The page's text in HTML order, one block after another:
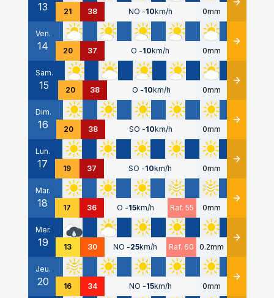
13 21 38 NO -10km/h 0mm Détails
Ven.
14 20 37 O -10km/h 0mm Détails
Sam.
15 20 38 O -10km/h 0mm Détails
Dim.
16 20 38 SO -10km/h 0mm Détails
Lun.
17 19 37 SO -10km/h 0mm Détails
Mar.
18 17 36 O -15km/h Raf. 55 0mm Détails
Mer.
19 13 30 NO -25km/h Raf. 60 0.2mm Détails
Jeu.
20 16 34 NO -15km/h 0mm Détails